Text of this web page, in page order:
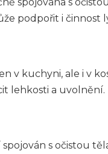
spojována s
podpořit i činnost
v kuchyni, ale i v
lehkosti a uvolnění.
s očistou